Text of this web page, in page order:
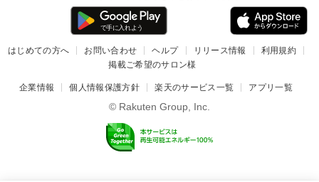
はじめての方へ お問い合わせ ヘルプ リリース情報
利用規約
掲載ご希望のサロン様
企業情報 個人情報保護方針 楽天のサービス一覧 アプリ一覧
© Rakuten Group, Inc.